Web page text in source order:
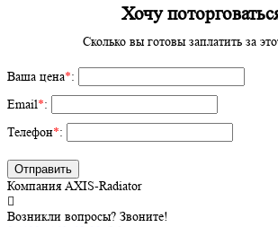
Хочу
Сколько вы готовы заплатить за
Ваша цена*:
Email*:
Телефон*:
Отправить
Компания AXIS-Radiator
Возникли вопросы? Звоните!